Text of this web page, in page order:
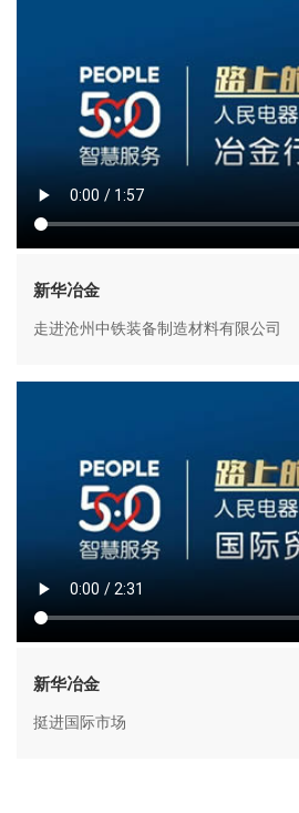
新华冶金
走进沧州中铁装备制造材料有限公司
新华冶金
挺进国际市场